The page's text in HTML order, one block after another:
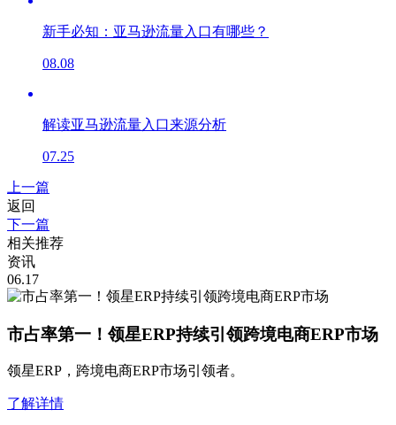
新手必知：亚马逊流量入口有哪些？
08.08
解读亚马逊流量入口来源分析
07.25
上一篇
返回
下一篇
相关推荐
资讯
06.17
市占率第一！领星ERP持续引领跨境电商ERP市场
领星ERP，跨境电商ERP市场引领者。
了解详情